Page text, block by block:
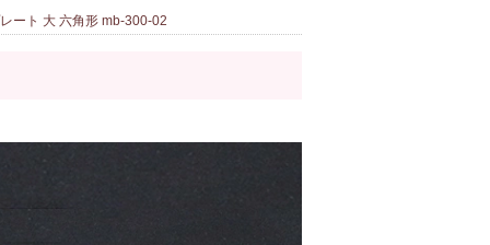
ート 大 六角形 mb-300-02